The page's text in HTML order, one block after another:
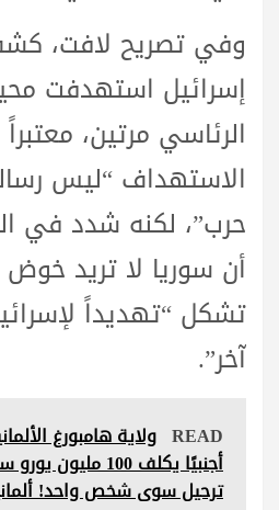
وفي تصريح لافت،
إسرائيل استهدفت
الرئاسي مرتين،
الاستهداف “ليس
حرب”، لكنه شدد في
أن سوريا لا تريد
تشكل “تهديداً
آخر”.
READ
أجنبيًا يكلف 100
ترحيل سوى شخص واحد!